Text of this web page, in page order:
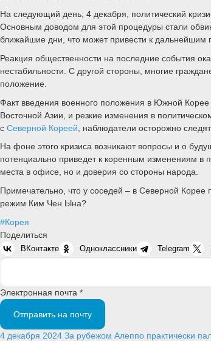
На следующий день, 4 декабря, политический
Основным доводом для этой процедуры стали
ближайшие дни, что может привести к дальнейшим
Реакция общественности на последние события
нестабильности. С другой стороны, многие
положение.
Факт введения военного положения в Южной
Восточной Азии, и резкие изменения в
с Северной Кореей , наблюдатели осторожно
На фоне этого кризиса возникают вопросы и о
потенциально приведет к коренным изменениям в
места в офисе, но и доверия со стороны народа.
Примечательно, что у соседей – в Северной
режим Ким Чен Ына?
#Корея
Поделиться
ВКонтакте Одноклассники Telegram
Электронная почта *
Отправить на почту
4 декабря 2024 За рубежом Алеппо практически